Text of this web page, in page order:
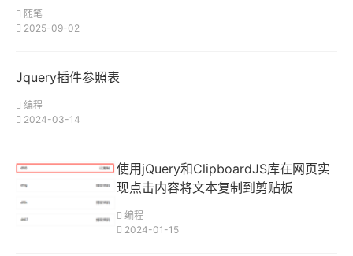
随笔
2025-09-02
Jquery插件参照表
编程
2024-03-14
使用jQuery和ClipboardJS库在网页实
现点击内容将文本复制到剪贴板
编程
2024-01-15